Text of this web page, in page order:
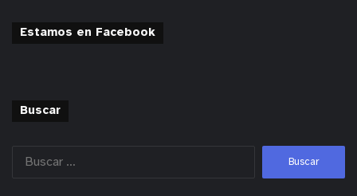
Estamos en Facebook
Buscar